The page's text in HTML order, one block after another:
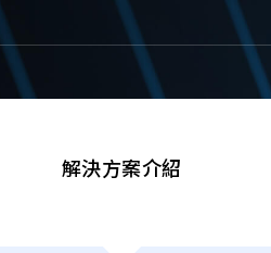
式多媒體保護
Kiosk
安
解決方案介紹